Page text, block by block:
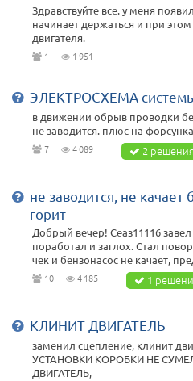
Здравствуйте все. у меня
начинает держаться и при
двигателя.
1 1 951
ЭЛЕКТРОСХЕМА
в движении обрыв проводки
не заводится. плюс на
7 4 089 2 решения
не заводится, не качает
горит
Добрый вечер! Сеаз11116
поработал и заглох. Стал
чек и бензонасос не качает,
10 4 185 1
КЛИНИТ ДВИГАТЕЛЬ
заменил сцепление, клинит
УСТАНОВКИ КОРОБКИ НЕ
ДВИГАТЕЛЬ,